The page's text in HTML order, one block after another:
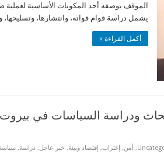
الموقف بوصفه أحد المكونات الأساسية لعملية
يشمل دراسة قوام قواته، وانتشارها،
أكمل القراءة »
ودراسة السياسات في
, أمن, إغتراب, إقتصاد وبيئة, خبر عاجل, دراسة,